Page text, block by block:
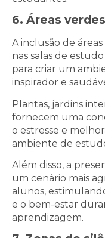
6. Áreas
A inclusão de
nas salas de
para criar um
inspirador e
Plantas, jardins
fornecem uma
o estresse e
ambiente de
Além disso, a
um cenário mais
alunos,
e o bem-estar
aprendizagem.